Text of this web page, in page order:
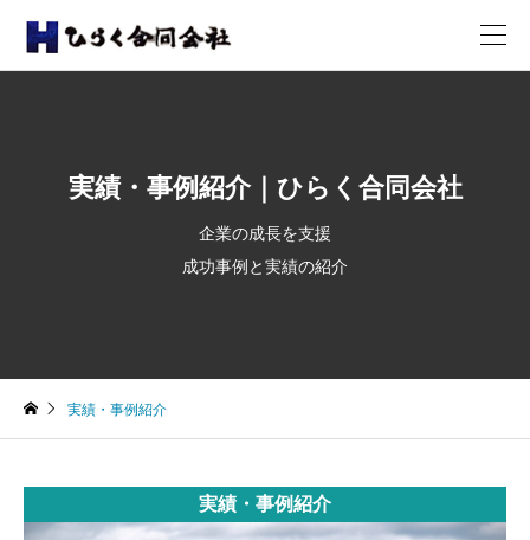
実績・事例紹介｜ひらく合同会社
企業の成長を支援
成功事例と実績の紹介
実績・事例紹介
実績・事例紹介